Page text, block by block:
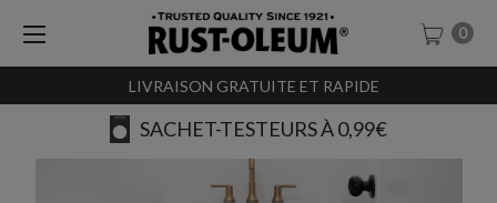
LIVRAISON GRATUITE ET RAPIDE
0
AVIS